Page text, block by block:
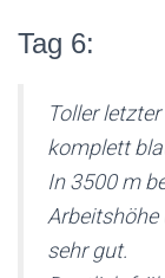
Tag 6:
Toller
komplett
In 3500 m
sehr gut.